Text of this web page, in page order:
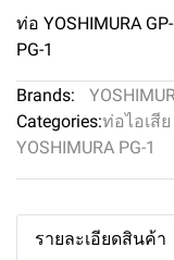
ท่อ YOSHIMURA
PG-1
Brands:
Categories:ท่อไอเสี
YOSHIMURA PG-1
รายละเอียดสินค้า